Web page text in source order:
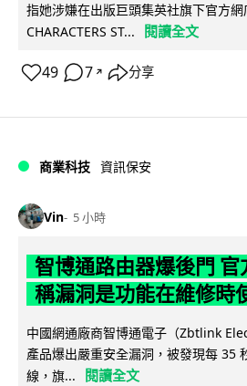
指她涉嫌在出版巨頭集英社旗下官方網
CHARACTERS ST...
閱讀全文
49 7 ↗ 分享
商業科技 資訊保安
Vin 5 小時
智博通路由器爆後門
稱漏洞是功能在維修時
中國網通廠商智博通電子（Zbtlink
產品爆出嚴重安全漏洞，被發現每 35
線，旗...
閱讀全文